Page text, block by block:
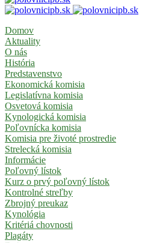
Domov
Aktuality
O nás
História
Predstavenstvo
Ekonomická komisia
Legislatívna komisia
Osvetová komisia
Kynologická komisia
Poľovnícka komisia
Komisia pre životé prostredie
Strelecká komisia
Informácie
Poľovný lístok
Kurz o prvý poľovný lístok
Kontrolné streľby
Zbrojný preukaz
Kynológia
Kritériá chovnosti
Plagáty